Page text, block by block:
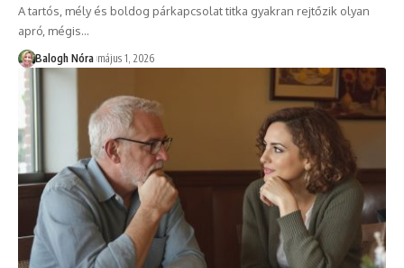
A tartós, mély és boldog párkapcsolat titka gyakran rejtőzik olyan
apró, mégis…
Balogh Nóra május 1, 2026